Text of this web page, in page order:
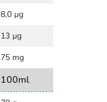
8,0 µg
13 µg
75 mg
100ml